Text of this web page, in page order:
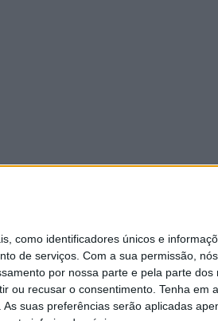
como identificadores únicos e
de serviços. Com a sua permissão,
por nossa parte e pela parte dos
ou recusar o consentimento. Tenha em
suas preferências serão aplicadas